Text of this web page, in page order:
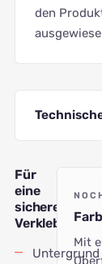
den
Für
eine
sichere
Verklebung
Untergrund
Mit